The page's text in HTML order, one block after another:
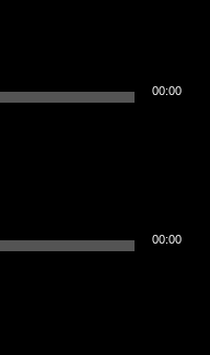
00:00
00:00